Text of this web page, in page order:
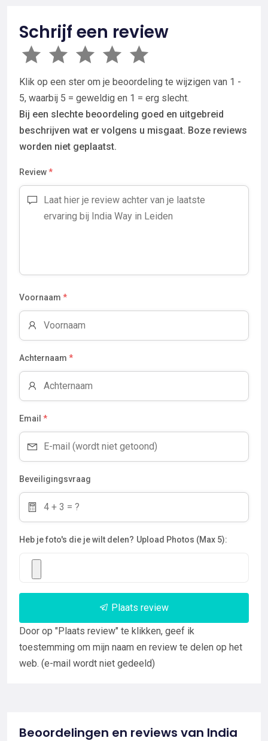
Schrijf een review
Klik op een ster om je beoordeling te wijzigen van 1 -
5, waarbij 5 = geweldig en 1 = erg slecht.
Bij een slechte beoordeling goed en uitgebreid
beschrijven wat er volgens u misgaat. Boze reviews
worden niet geplaatst.
Review*
Voornaam *
Achternaam *
Email *
Beveiligingsvraag
Heb je foto's die je wilt delen? Upload Photos (Max 5):
Plaats review
Door op "Plaats review" te klikken, geef ik
toestemming om mijn naam en review te delen op het
web. (e-mail wordt niet gedeeld)
Beoordelingen en reviews van India